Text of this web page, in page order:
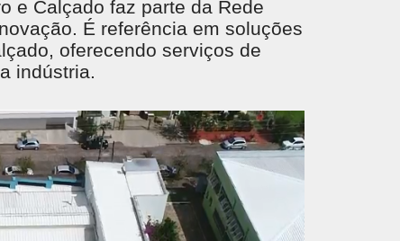
e Calçado faz parte da Rede
É referência em soluções
oferecendo serviços de
indústria.